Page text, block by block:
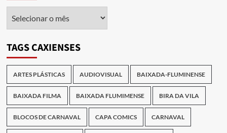
TAGS CAXIENSES
ARTES PLÁSTICAS AUDIOVISUAL BAIXADA-FLUMINENSE
BAIXADA FILMA BAIXADA FLUMIMENSE BIRA DA VILA
BLOCOS DE CARNAVAL CAPA COMICS CARNAVAL